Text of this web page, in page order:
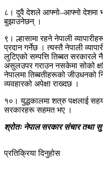
८। दुवै देशले आफ्नो–आफ्नो देशमा
बुझाउनेछन् ।
९। ल्हासामा रहने नेपाली
प्रदान गर्नेछ । त्यस्तै नेपाली
लुटिएको सम्पत्ति तिब्बत
असुलउपर गराउन नसकेमा सोको
नेपालमा तिब्बतीहरूको जीउधनको
व्यवहारको अपेक्षा राख्दछ ।
१०। युद्धकालमा शत्रु पक्षलाई
सरकारहरू सहमत भए ।
श्रोतः नेपाल सरकार संचार तथा
प्रतिक्रिया दिनुहोस